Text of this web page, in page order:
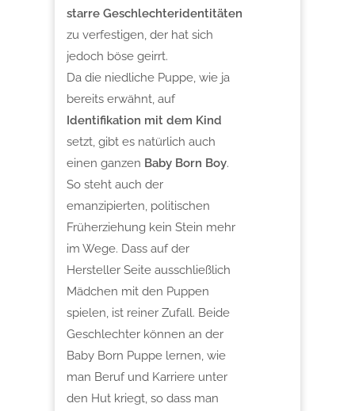
starre Geschlechteridentitäten
zu verfestigen, der hat sich
jedoch böse geirrt.
Da die niedliche Puppe, wie ja
bereits erwähnt, auf
Identifikation mit dem Kind
setzt, gibt es natürlich auch
einen ganzen Baby Born Boy.
So steht auch der
emanzipierten, politischen
Früherziehung kein Stein mehr
im Wege. Dass auf der
Hersteller Seite ausschließlich
Mädchen mit den Puppen
spielen, ist reiner Zufall. Beide
Geschlechter können an der
Baby Born Puppe lernen, wie
man Beruf und Karriere unter
den Hut kriegt, so dass man